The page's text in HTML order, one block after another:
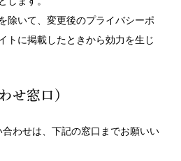
除いて、変更後のプライバシーポ
トに掲載したときから効力を生じ
せ窓口）
わせは、下記の窓口までお願いい